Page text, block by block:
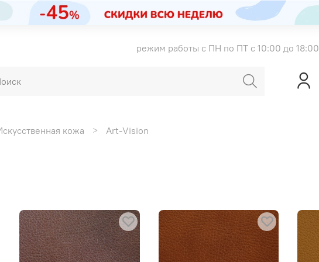
режим работы с ПН по ПТ с 10:00 до 18:00
кожа Art-Vision